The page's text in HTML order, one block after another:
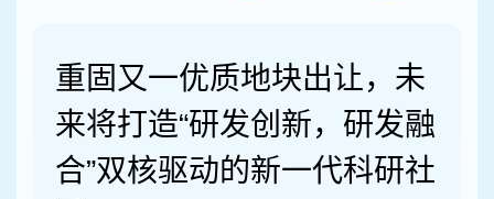
重固又一优质地块出让，未
来将打造“研发创新，研发融
合”双核驱动的新一代科研社